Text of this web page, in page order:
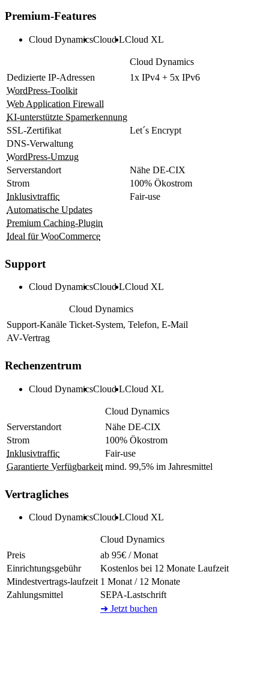
Premium-Features
Cloud DynamicsCloud LCloud XL
Cloud Dynamics
Dedizierte IP-Adressen
1x IPv4 + 5x IPv6
WordPress-Toolkit
Web Application Firewall
KI-unterstützte Spamerkennung
SSL-Zertifikat
Let´s Encrypt
DNS-Verwaltung
WordPress-Umzug
Serverstandort
Nähe DE-CIX
Strom
100% Ökostrom
Inklusivtraffic
Fair-use
Automatische Updates
Premium Caching-Plugin
Ideal für WooCommerce
Support
Cloud DynamicsCloud LCloud XL
Cloud Dynamics
Support-Kanäle Ticket-System, Telefon, E-Mail
AV-Vertrag
Rechenzentrum
Cloud DynamicsCloud LCloud XL
Cloud Dynamics
Serverstandort
Nähe DE-CIX
Strom
100% Ökostrom
Inklusivtraffic
Fair-use
Garantierte Verfügbarkeit mind. 99,5% im Jahresmittel
Vertragliches
Cloud DynamicsCloud LCloud XL
Cloud Dynamics
Preis
ab 95€ / Monat
Einrichtungsgebühr
Kostenlos bei 12 Monate Laufzeit
Mindestvertrags-laufzeit 1 Monat / 12 Monate
Zahlungsmittel
SEPA-Lastschrift
➜ Jetzt buchen